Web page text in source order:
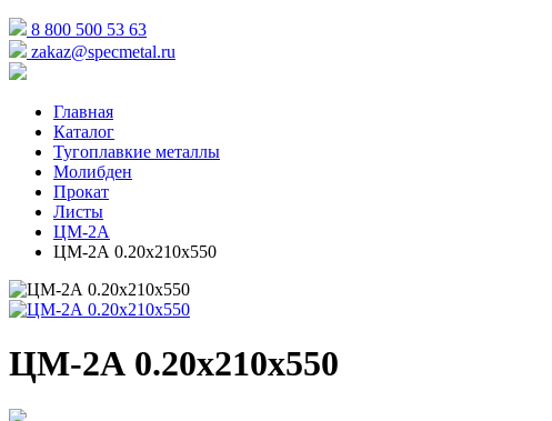
8 800 500 53 63
zakaz@specmetal.ru
Главная
Каталог
Тугоплавкие металлы
Молибден
Прокат
Листы
ЦМ-2А
ЦМ-2А 0.20х210х550
ЦМ-2А 0.20х210х550